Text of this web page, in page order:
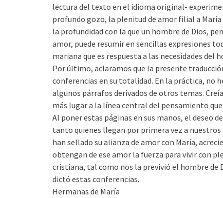
lectura del texto en el idioma original-
profundo gozo, la plenitud de amor filial a María
la profundidad con la que un hombre de Dios,
amor, puede resumir en sencillas expresiones
mariana que es respuesta a las necesidades del
Por último, aclaramos que la presente
conferencias en su totalidad. En la práctica, no
algunos párrafos derivados de otros temas.
más lugar a la línea central del pensamiento
Al poner estas páginas en sus manos, el deseo
tanto quienes llegan por primera vez a nuestros
han sellado su alianza de amor con María,
obtengan de ese amor la fuerza para vivir con
cristiana, tal como nos la previvió el hombre de
dictó estas conferencias.
Hermanas de María